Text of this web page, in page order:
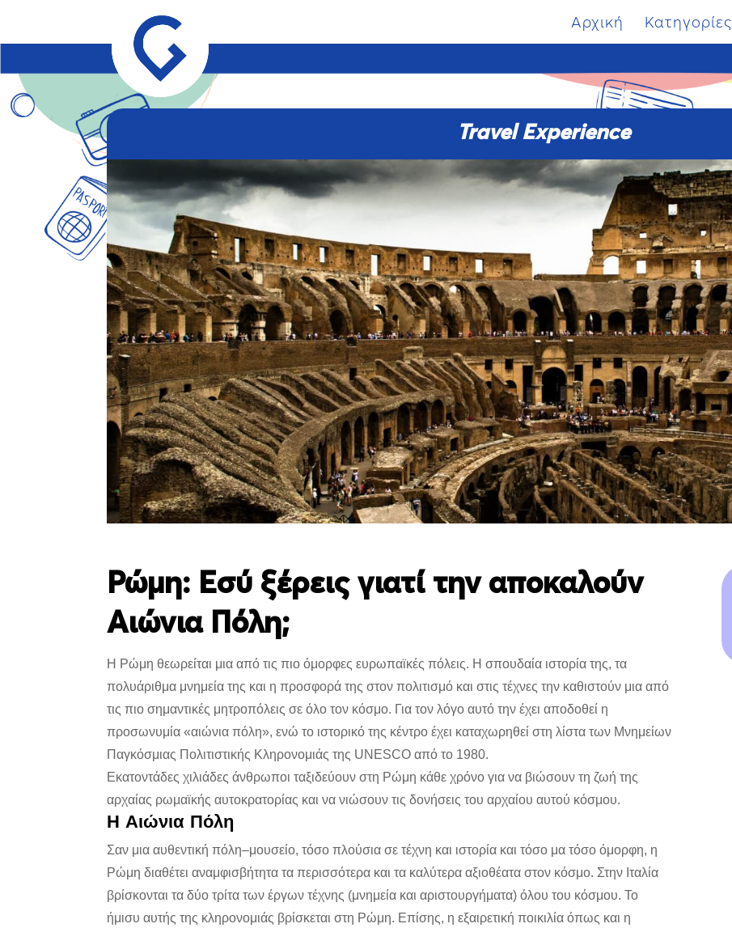
Αρχική Κατηγορίες
Travel Experience
Ρώμη: Εσύ ξέρεις γιατί την αποκαλούν
Αιώνια Πόλη;
Η Ρώμη θεωρείται μια από τις πιο όμορφες ευρωπαϊκές πόλεις. Η σπουδαία ιστορία της, τα
πολυάριθμα μνημεία της και η προσφορά της στον πολιτισμό και στις τέχνες την καθιστούν μια από
τις πιο σημαντικές μητροπόλεις σε όλο τον κόσμο. Για τον λόγο αυτό την έχει αποδοθεί η
προσωνυμία «αιώνια πόλη», ενώ το ιστορικό της κέντρο έχει καταχωρηθεί στη λίστα των Μνημείων
Παγκόσμιας Πολιτιστικής Κληρονομιάς της UNESCO από το 1980.
Εκατοντάδες χιλιάδες άνθρωποι ταξιδεύουν στη Ρώμη κάθε χρόνο για να βιώσουν τη ζωή της
αρχαίας ρωμαϊκής αυτοκρατορίας και να νιώσουν τις δονήσεις του αρχαίου αυτού κόσμου.
Η Αιώνια Πόλη
Σαν μια αυθεντική πόλη–μουσείο, τόσο πλούσια σε τέχνη και ιστορία και τόσο μα τόσο όμορφη, η
Ρώμη διαθέτει αναμφισβήτητα τα περισσότερα και τα καλύτερα αξιοθέατα στον κόσμο. Στην Ιταλία
βρίσκονται τα δύο τρίτα των έργων τέχνης (μνημεία και αριστουργήματα) όλου του κόσμου. Το
ήμισυ αυτής της κληρονομιάς βρίσκεται στη Ρώμη. Επίσης, η εξαιρετική ποικιλία όπως και η